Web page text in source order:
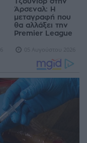
Άρσεναλ: Η
μεταγραφή που
θα αλλάξει την
Premier League
05 Αυγούστου 2026